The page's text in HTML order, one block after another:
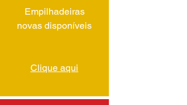
Empilhadeiras
novas disponíveis
Clique aqui